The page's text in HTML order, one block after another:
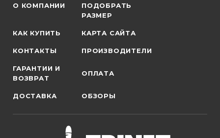
О КОМПАНИИ
ПОДОБРАТЬ
РАЗМЕР
КАК КУПИТЬ КАРТА САЙТА
КОНТАКТЫ ПРОИЗВОДИТЕЛИ
ГАРАНТИИ И
ВОЗВРАТ
ОПЛАТА
ДОСТАВКА ОБЗОРЫ